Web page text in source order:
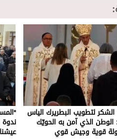
لتطويب البطريرك الياس
الذي آمن به الحويّك
قوية وجيش قوي